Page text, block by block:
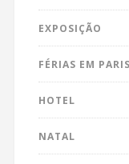
EXPOSIÇÃO
FÉRIAS EM PARIS
HOTEL
NATAL